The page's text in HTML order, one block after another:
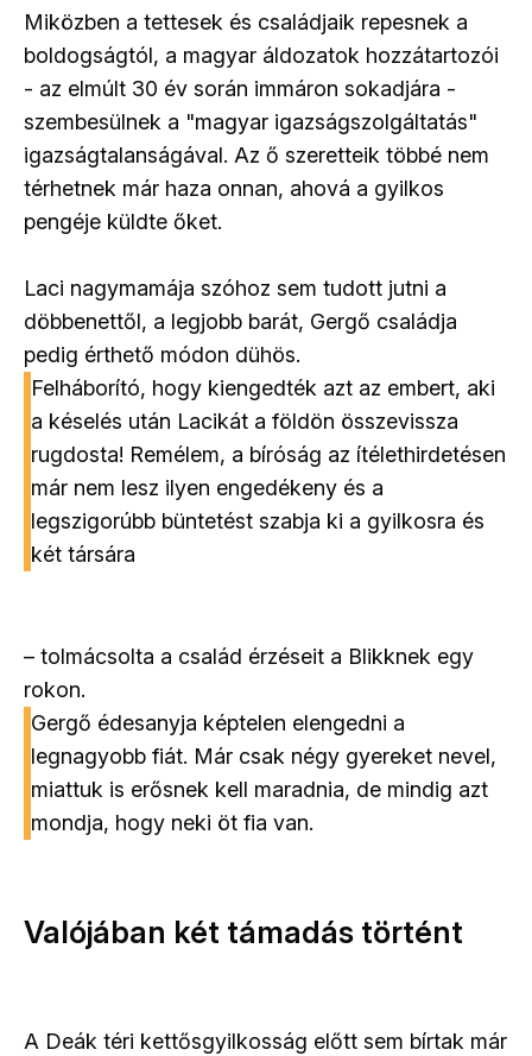
Miközben a tettesek és családjaik repesnek a
boldogságtól, a magyar áldozatok hozzátartozói
- az elmúlt 30 év során immáron sokadjára -
szembesülnek a "magyar igazságszolgáltatás"
igazságtalanságával. Az ő szeretteik többé nem
térhetnek már haza onnan, ahová a gyilkos
pengéje küldte őket.
Laci nagymamája szóhoz sem tudott jutni a
döbbenettől, a legjobb barát, Gergő családja
pedig érthető módon dühös.
Felháborító, hogy kiengedték azt az embert, aki
a késelés után Lacikát a földön összevissza
rugdosta! Remélem, a bíróság az ítélethirdetésen
már nem lesz ilyen engedékeny és a
legszigorúbb büntetést szabja ki a gyilkosra és
két társára
– tolmácsolta a család érzéseit a Blikknek egy
rokon.
Gergő édesanyja képtelen elengedni a
legnagyobb fiát. Már csak négy gyereket nevel,
miattuk is erősnek kell maradnia, de mindig azt
mondja, hogy neki öt fia van.
Valójában két támadás történt
A Deák téri kettősgyilkosság előtt sem bírtak már